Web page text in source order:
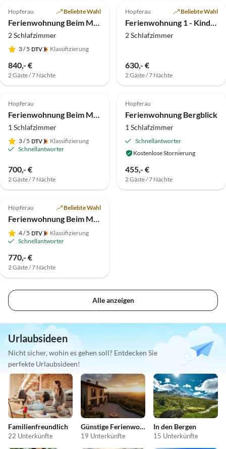
Hopferau Beliebte Wahl
Ferienwohnung Beim Maurer - Edelweiß
2 Schlafzimmer
3/ 5 Klassifizierung
840,- €
2 Gäste / 7 Nächte
Hopferau Beliebte Wahl
Ferienwohnung 1 - Kinderbauernhof Vroni Brunner
2 Schlafzimmer
630,- €
2 Gäste / 7 Nächte
5.0 (2)
Hopferau
Ferienwohnung Beim Maurer - Enzian
1 Schlafzimmer
3/ 5
Klassifizierung
Schnellantworter
700,- €
2 Gäste / 7 Nächte
Hopferau
Ferienwohnung Bergblick
1 Schlafzimmer
Schnellantworter
Kostenlose Stornierung
455,- €
2 Gäste / 7 Nächte
Hopferau Beliebte Wahl
Ferienwohnung Beim Maurer - Alpenrose
4/ 5
Klassifizierung
Schnellantworter
770,- €
2 Gäste / 7 Nächte
Alle anzeigen
Urlaubsideen
Nicht sicher, wohin es gehen soll? Entdecken Sie
perfekte Urlaubsideen!
Familienfreundlich
22 Unterkünfte
Günstige Ferienwohnungen
19 Unterkünfte
In den Bergen
15 Unterkünfte